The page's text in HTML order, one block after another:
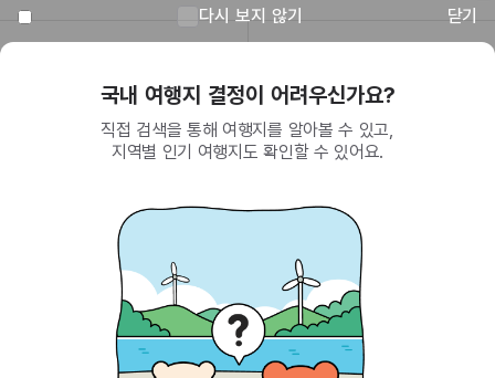
다시 보지 않기 닫기
회원이 되면 받을 수 있는 혜택
SNS를 통한 간편 가입으로 한국관광공사에서
제공하는 다양한 혜택을 누려보세요.
관광정보
033-738-3000 (유료, 평일 09시~18시)
202-81-50707
제2009-서울중구-1234호